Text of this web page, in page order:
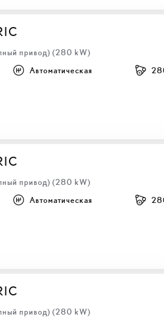
привод) (280 kW)
Автоматическая
привод) (280 kW)
Автоматическая
привод) (280 kW)